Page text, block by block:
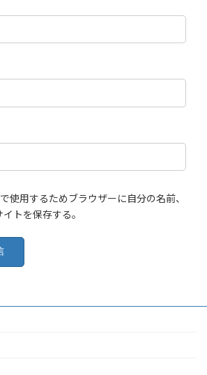
使用するためブラウザーに自分の名前、
トを保存する。